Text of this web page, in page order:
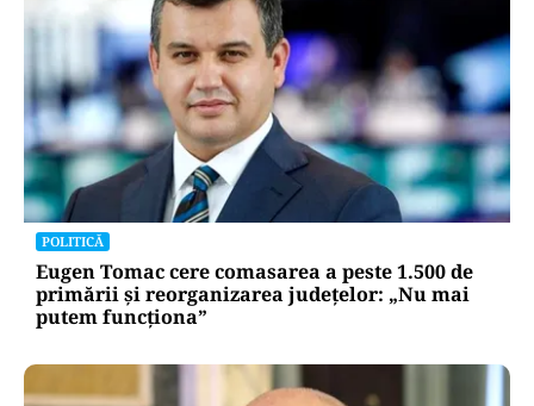
POLITICĂ
Eugen Tomac cere comasarea a peste 1.500 de
primării și reorganizarea județelor: „Nu mai
putem funcționa”